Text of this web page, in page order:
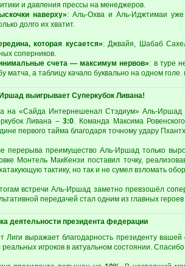
и давления прессы на менеджеров.
наверху»: Аль-Охва и Аль-Иджтимаи
долго их хватит.
которая кусается»: Джвайя, Шабаб
соперников.
счета — максимум нервов»: в туре
матча, а таблицу качало буквально на одном голе.
выигрывает Суперкубок Ливана!
на «Сайда Интернешенал Стэдиум» Аль-Иршад
Ливана –3:0. Команда Максима
первого тайма благодаря точному удару
перерыва преимущество Аль-Иршад только
Монтель МакКензи поставил точку,
тактику, но так и не сумел взломать
встречи Аль-Иршад заметно превзошёл
передачей стал одним из главных
деятельности президента федерации
Лиги выражает благодарность президенту
игроков в актуальном состоянии.